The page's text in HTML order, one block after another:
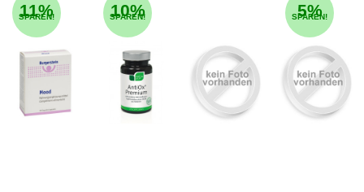
11%
SPAREN! 10%
SPAREN! 5%
SPAREN!